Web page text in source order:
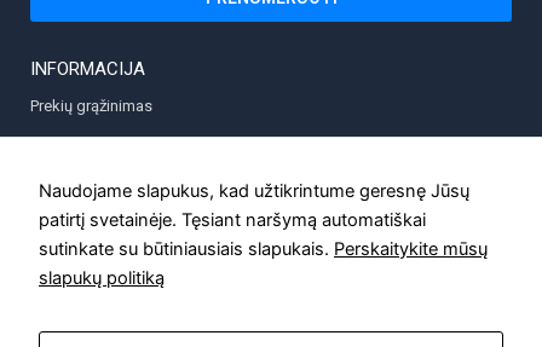
INFORMACIJA
Prekių grąžinimas
Privatumo politika
Taisyklės
Kontaktai
Naudojame slapukus, kad užtikrintume geresnę Jūsų
patirtį svetainėje. Tęsiant naršymą automatiškai
sutinkate su būtiniausiais slapukais. Perskaitykite mūsų
slapukų politiką